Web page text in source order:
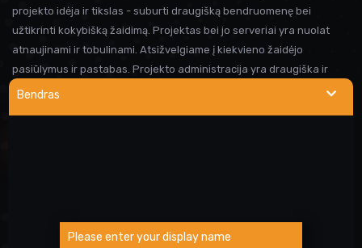
Bendras
Please enter your display name
projekto idėja ir tikslas - suburti draugišką bendruomenę bei
užtikrinti kokybišką žaidimą. Projektas bei jo serveriai yra nuolat
atnaujinami ir tobulinami. Atsižvelgiame į kiekvieno žaidėjo
pasiūlymus ir pastabas. Projekto administracija yra draugiška ir
visada linkusi padėti prireikus pagalbos. Iki susitikimo serveryje!
Atsiblokavimo anketa